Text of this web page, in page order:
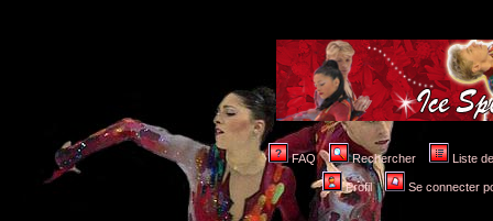
FAQ Rechercher Liste
Profil Se connecter